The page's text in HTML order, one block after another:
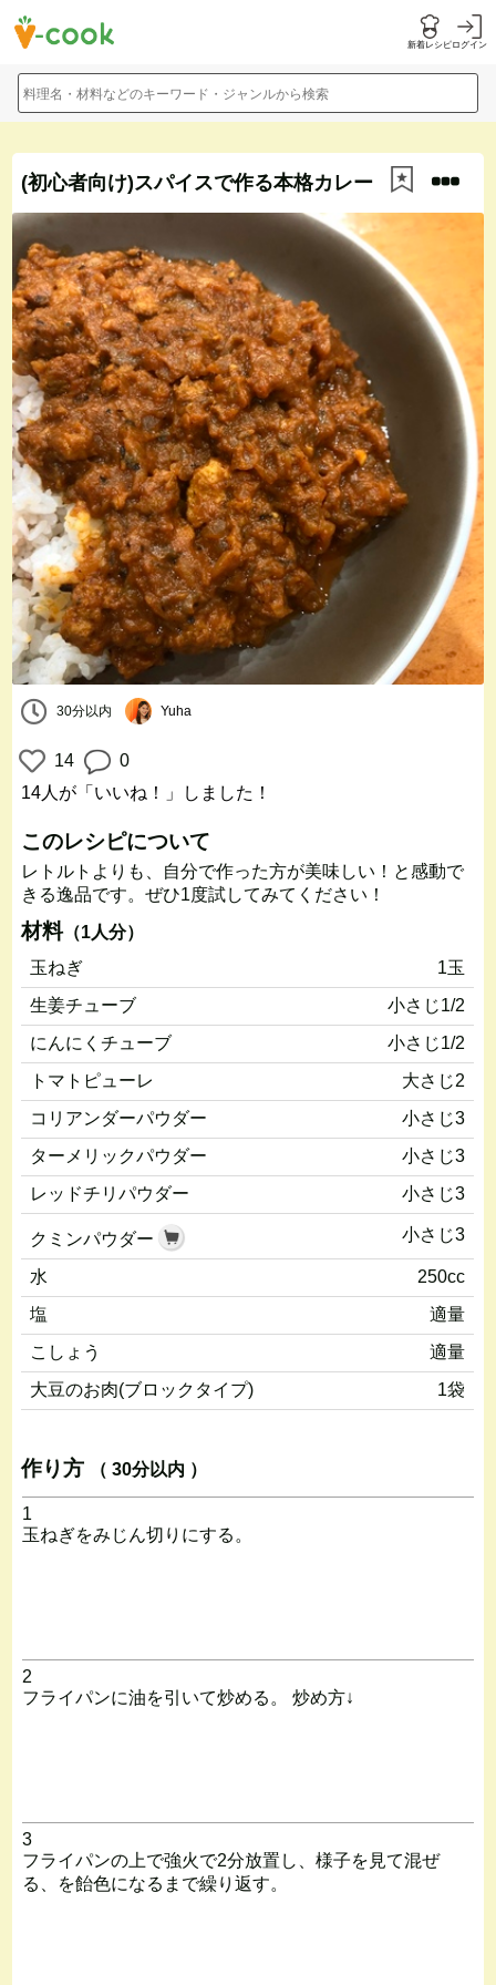
新着レシピログイン
料理名・材料などのキーワード・ジャンルから検索
(初心者向け)スパイスで作る本格カレー
30分以内 Yuha
14
0
14人 が「いいね！」しました！
このレシピについて
レトルトよりも、自分で作った方が美味しい！と感動で
きる逸品です。ぜひ1度試してみてください！
材料（1人分）
玉ねぎ
1玉
生姜チューブ
小さじ1/2
にんにくチューブ
小さじ1/2
トマトピューレ
大さじ2
コリアンダーパウダー
小さじ3
ターメリックパウダー
小さじ3
レッドチリパウダー
小さじ3
クミンパウダー 小さじ3
水
250cc
塩
適量
こしょう
適量
大豆のお肉(ブロックタイプ)
1袋
作り方 （ 30分以内 ）
1
玉ねぎをみじん切りにする。
2
フライパンに油を引いて炒める。 炒め方↓
3
フライパンの上で強火で2分放置し、様子を見て混ぜ
る、を飴色になるまで繰り返す。